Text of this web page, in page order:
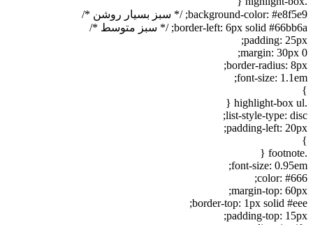
background-color: #e8f5e9; /* سبز بسیار روشن */
border-left: 6px solid #66bb6a; /* سبز متوسط */
padding: 25px;
margin: 30px 0;
border-radius: 8px;
font-size: 1.1em;
}
.highlight-box ul {
list-style-type: disc;
padding-left: 20px;
}
.footnote {
font-size: 0.95em;
color: #666;
margin-top: 60px;
border-top: 1px solid #eee;
padding-top: 15px;